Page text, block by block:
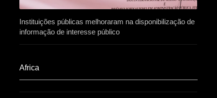
Instituições públicas melhoraram na disponibilização de
informação de interesse público
Africa​